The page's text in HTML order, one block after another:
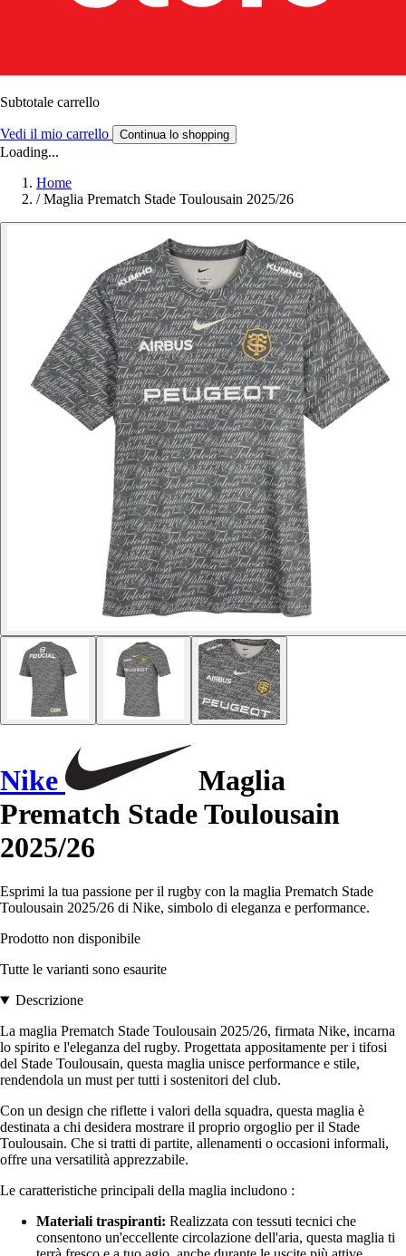
Subtotale carrello
Vedi il mio carrello Continua lo shopping
Loading...
Home
/ Maglia Prematch Stade Toulousain 2025/26
Nike
Maglia
Prematch Stade Toulousain
2025/26
Esprimi la tua passione per il rugby con la maglia Prematch Stade
Toulousain 2025/26 di Nike, simbolo di eleganza e performance.
Prodotto non disponibile
Tutte le varianti sono esaurite
Descrizione
La maglia Prematch Stade Toulousain 2025/26, firmata Nike, incarna
lo spirito e l'eleganza del rugby. Progettata appositamente per i tifosi
del Stade Toulousain, questa maglia unisce performance e stile,
rendendola un must per tutti i sostenitori del club.
Con un design che riflette i valori della squadra, questa maglia è
destinata a chi desidera mostrare il proprio orgoglio per il Stade
Toulousain. Che si tratti di partite, allenamenti o occasioni informali,
offre una versatilità apprezzabile.
Le caratteristiche principali della maglia includono :
Materiali traspiranti: Realizzata con tessuti tecnici che
consentono un'eccellente circolazione dell'aria, questa maglia ti